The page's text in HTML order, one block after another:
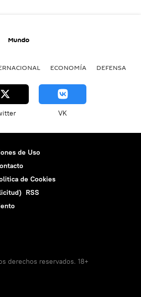
Mundo
ECONOMÍA DEFENSA
VK
de Uso
de Cookies
RSS
derechos reservados. 18+